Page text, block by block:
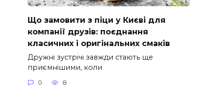
Що замовити з піци у Києві для
компанії друзів: поєднання
класичних і оригінальних смаків
Дружні зустрічі завжди стають ще
приємнішими, коли
0 8